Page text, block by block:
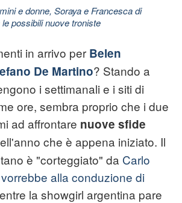
e donne, Soraya e Francesca di
possibili nuove troniste
in arrivo per Belen
De Martino? Stando a
i settimanali e i siti di
ore, sembra proprio che i due
ad affrontare nuove sfide
che è appena iniziato. Il
è "corteggiato" da Carlo
alla conduzione di
la showgirl argentina pare